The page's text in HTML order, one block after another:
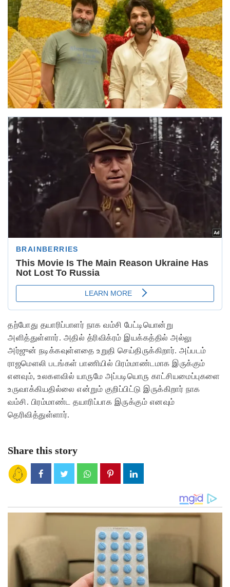
தற்போது தயாரிப்பாளர் நாக வம்சி பேட்டியொன்று
அளித்துள்ளார். அதில் த்ரிவிக்ரம் இயக்கத்தில் அல்லு
அர்ஜுன் நடிக்கவுள்ளதை உறுதி செய்திருக்கிறார். அப்படம்
ராஜமெளலி படங்கள் பாணியில் பிரம்மாண்டமாக இருக்கும்
எனவும், உலகளவில் யாருமே அப்படியொரு காட்சியமைப்புகளை
உருவாக்கியதில்லை என்றும் குறிப்பிட்டு இருக்கிறார் நாக
வம்சி. பிரம்மாண்ட தயாரிப்பாக இருக்கும் எனவும்
தெரிவித்துள்ளார்.
Share this story